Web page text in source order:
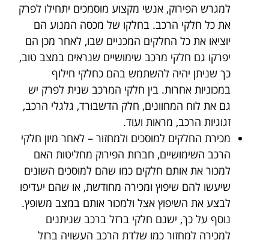
למגרש הפירוק, אנשי מקצוע מוסמכים יתחילו לפרק
את כל חלקי הרכב. בחלקו של מכסה המנוע הם
יוציאו את כל החלקים המכניים שבו, לאחר מכן הם
יפרקו גם חלקי מרכב שימושיים שנראים במצב טוב,
כך שניתן יהיה להשתמש בהם כחלקי חילוף
במכוניות אחרות. בין חלקי המרכב שנית לפרק יש
גם את לוח המחוונים, חלק הדשבורד, גלגלי הרכב,
זגוגיות הרכב, מראות ועוד.
מכירת החלקים למוסכים ולמחזור – לאחר מיון חלקי
הרכב השימושיים, חברות הפירוק מחליטות האם
למכור את אותם חלקים כמו שהם למוסכים השונים
שיעשו להם שיפוץ ומכירה מחודשת, או שהם יעדיפו
לבצע את השיפוץ אצל ולמכור אותם במצב משופץ.
נוסף על כך, ישנם חלקי ברזל ברכב שניתנים
למכירה למחזור כמו שלדת הרכב העשויה ברזל